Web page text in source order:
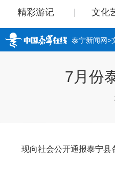
精彩游记
文化
泰宁新闻网>
7月份
现向社会公开通报泰宁县